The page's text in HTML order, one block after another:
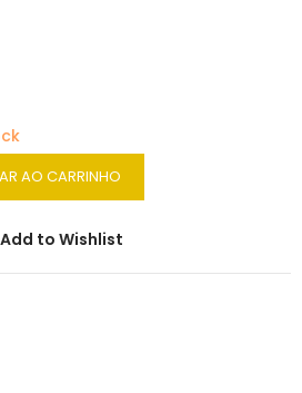
AO CARRINHO
Add to Wishlist